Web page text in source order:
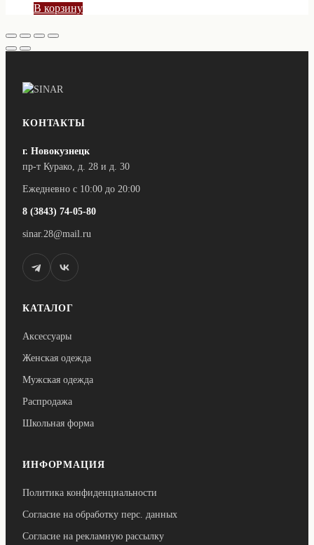
В корзину
КОНТАКТЫ
г. Новокузнецк
пр-т Курако, д. 28 и д. 30
Ежедневно с 10:00 до 20:00
8 (3843) 74-05-80
sinar.28@mail.ru
КАТАЛОГ
Аксессуары
Женская одежда
Мужская одежда
Распродажа
Школьная форма
ИНФОРМАЦИЯ
Политика конфиденциальности
Согласие на обработку перс. данных
Согласие на рекламную рассылку